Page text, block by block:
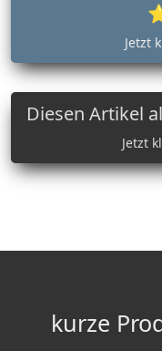
Jetzt
Diesen Artikel
Jetzt
kurze